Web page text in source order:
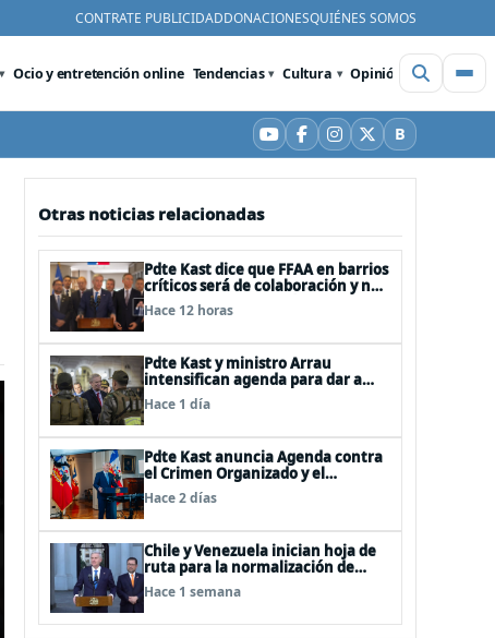
CONTRATE PUBLICIDADDONACIONESQUIÉNES SOMOS
Ocio y entretención online Tendencias Cultura Opinión Videos
YouTube
Facebook
Instagram
X BBluesky
Otras noticias relacionadas
Pdte Kast dice que FFAA en barrios
críticos será de colaboración y no
sustituye rol de policías en control
del orden público
Hace 12 horas
Pdte Kast y ministro Arrau
intensifican agenda para dar a
conocer su ACOT
Hace 1 día
Pdte Kast anuncia Agenda contra
el Crimen Organizado y el
Terrorismo (ACOT)
Hace 2 días
Chile y Venezuela inician hoja de
ruta para la normalización de
relaciones
Hace 1 semana